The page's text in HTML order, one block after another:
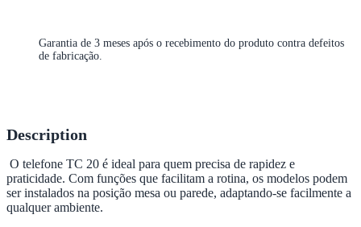
Garantia de 3 meses após o recebimento do produto contra defeitos
de fabricação.
Description
O telefone TC 20 é ideal para quem precisa de rapidez e
praticidade. Com funções que facilitam a rotina, os modelos podem
ser instalados na posição mesa ou parede, adaptando-se facilmente a
qualquer ambiente.